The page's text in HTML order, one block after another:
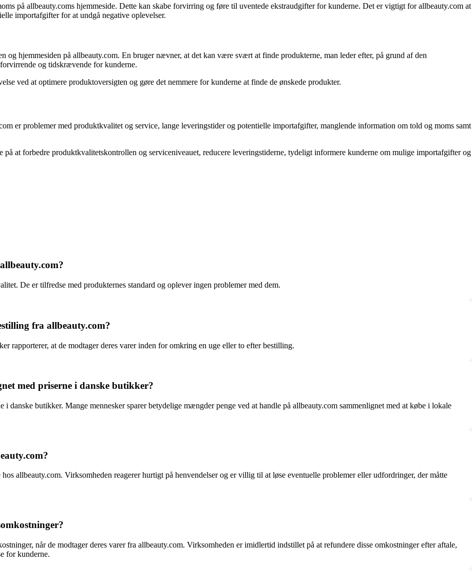
på allbeauty.coms hjemmeside. Dette kan skabe forvirring og føre til uventede ekstraudgifter for kunderne. Det er vigtigt for allbeauty.com at
importafgifter for at undgå negative oplevelser.
hjemmesiden på allbeauty.com. En bruger nævner, at det kan være svært at finde produkterne, man leder efter, på grund af den
og tidskrævende for kunderne.
ved at optimere produktoversigten og gøre det nemmere for kunderne at finde de ønskede produkter.
er problemer med produktkvalitet og service, lange leveringstider og potentielle importafgifter, manglende information om told og moms samt
at forbedre produktkvalitetskontrollen og serviceniveauet, reducere leveringstiderne, tydeligt informere kunderne om mulige importafgifter og
De er tilfredse med produkternes standard og oplever ingen problemer med dem.
fra allbeauty.com?
rapporterer, at de modtager deres varer inden for omkring en uge eller to efter bestilling.
med priserne i danske butikker?
i danske butikker. Mange mennesker sparer betydelige mængder penge ved at handle på allbeauty.com sammenlignet med at købe i lokale
allbeauty.com. Virksomheden reagerer hurtigt på henvendelser og er villig til at løse eventuelle problemer eller udfordringer, der måtte
når de modtager deres varer fra allbeauty.com. Virksomheden er imidlertid indstillet på at refundere disse omkostninger efter aftale,
for kunderne.